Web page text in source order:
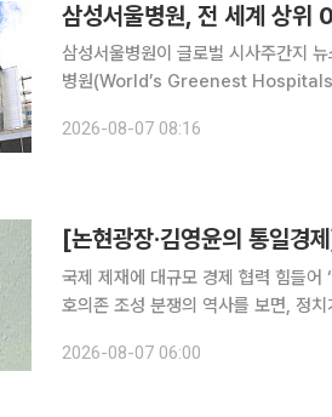
삼성서울병원, 전 세계 상위
삼성서울병원이 글로벌 시사주간지
병원(World’s Greenest Hospitals
△친환경 성과 데이터 △전문가 추천
2026-08-07 08:16
[논현광장·김영윤의 통일경
국제 제재에 대규모 경제 협력 힘들어
호의존 조성 분쟁의 역사를 보면, 정치가 막히고 이념이 충돌하는 막다른 골목에서의 마지막 탈출구
2026-08-07 06:00